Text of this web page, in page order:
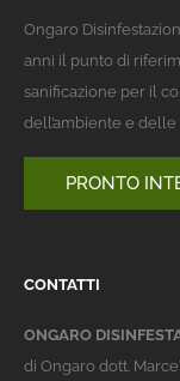
Ongaro
anni il punto di
sanificazione per il
dell’ambiente e
PRONTO
CONTATTI
ONGARO
di Ongaro dott.